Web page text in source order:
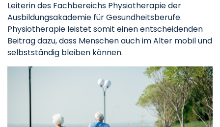
Leiterin des Fachbereichs Physiotherapie der
Ausbildungsakademie für Gesundheitsberufe.
Physiotherapie leistet somit einen entscheidenden
Beitrag dazu, dass Menschen auch im Alter mobil und
selbstständig bleiben können.